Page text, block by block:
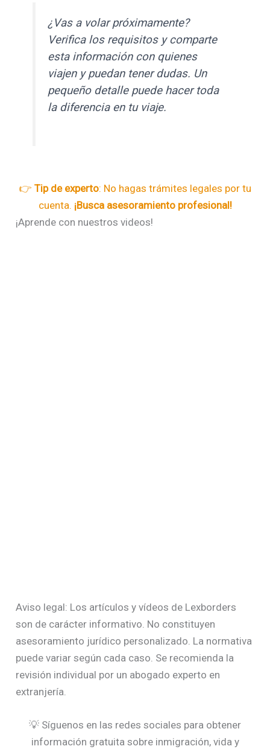
¿Vas a volar próximamente?
Verifica los requisitos y comparte
esta información con quienes
viajen y puedan tener dudas. Un
pequeño detalle puede hacer toda
la diferencia en tu viaje.
👉 Tip de experto: No hagas trámites legales por tu
cuenta. ¡Busca asesoramiento profesional!
¡Aprende con nuestros videos!
Aviso legal: Los artículos y vídeos de Lexborders
son de carácter informativo. No constituyen
asesoramiento jurídico personalizado. La normativa
puede variar según cada caso. Se recomienda la
revisión individual por un abogado experto en
extranjería.
💡 Síguenos en las redes sociales para obtener
información gratuita sobre inmigración, vida y